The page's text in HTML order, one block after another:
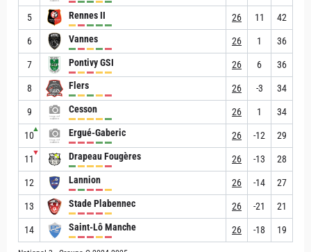
5 Rennes II 26 11 42
6 Vannes 26 1 36
7 Pontivy GSI 26 6 36
8 Flers 26 -3 34
9 Cesson 26 1 34
10
▲ Ergué-Gaberic 26 -12 29
11
▼ Drapeau Fougères 26 -13 28
12 Lannion 26 -14 27
13 Stade Plabennec 26 -21 21
14 Saint-Lô Manche 26 -18 19